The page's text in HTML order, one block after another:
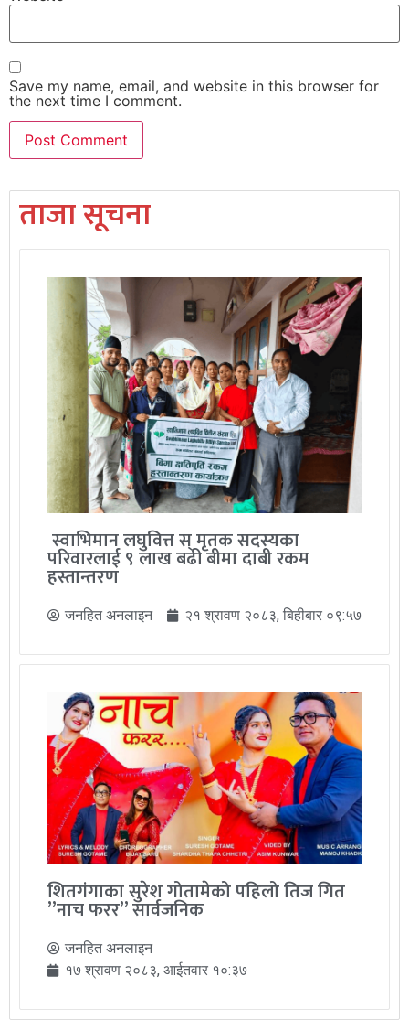
Save my name, email, and website in this browser for
the next time I comment.
ताजा सूचना
स्वाभिमान लघुवित्त स् मृतक सदस्यका
परिवारलाई ९ लाख बढी बीमा दाबी रकम
हस्तान्तरण
जनहित अनलाइन २१ श्रावण २०८३, बिहीबार ०९:५७
शितगंगाका सुरेश गोतामेको पहिलो तिज गित
”नाच फरर” सार्वजनिक
जनहित अनलाइन
१७ श्रावण २०८३, आईतवार १०:३७